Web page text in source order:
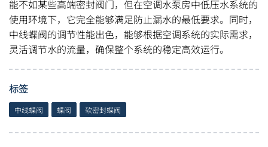
能不如某些高端密封阀门，但在空调水泵房中低压水系统的
使用环境下，它完全能够满足防止漏水的最低要求。同时，
中线蝶阀的调节性能出色，能够根据空调系统的实际需求，
灵活调节水的流量，确保整个系统的稳定高效运行。
标签
中线蝶阀 蝶阀 软密封蝶阀